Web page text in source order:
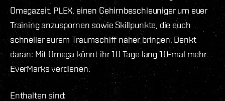
Omegazeit, PLEX, einen Gehirnbeschleuniger um euer
Training anzuspornen sowie Skillpunkte, die euch
schneller eurem Traumschiff näher bringen. Denkt
daran: Mit Omega könnt ihr 10 Tage lang 10-mal mehr
EverMarks verdienen.
Enthalten sind: